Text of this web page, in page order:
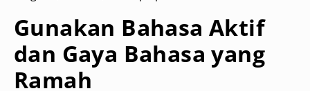
Gunakan Bahasa Aktif
dan Gaya Bahasa yang
Ramah